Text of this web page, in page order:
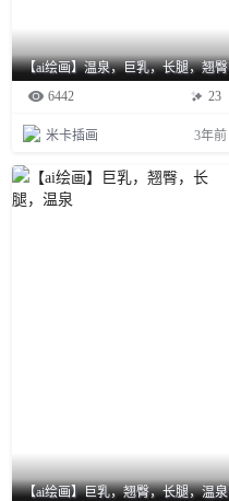
【ai绘画】温泉，巨乳，长腿，翘臀
6442
23
米卡插画 3年前
【ai绘画】巨乳，翘臀，长腿，温泉